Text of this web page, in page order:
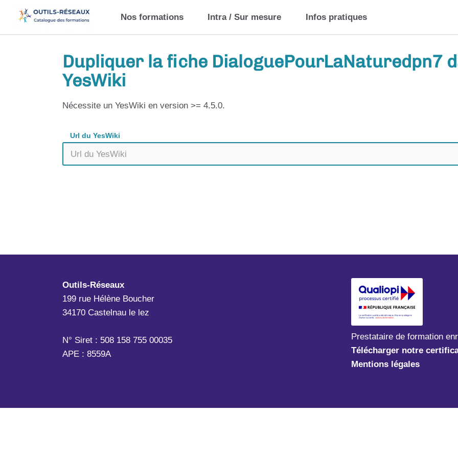
Aller au contenu principal Nos formations Intra / Sur mesure Infos pratiques
Dupliquer la fiche DialoguePourLaNaturedpn7
YesWiki
Nécessite un YesWiki en version >= 4.5.0.
Url du YesWiki
Outils-Réseaux
199 rue Hélène Boucher
34170 Castelnau le lez
N° Siret : 508 158 755 00035
APE : 8559A
Prestataire de formation
Télécharger notre
Mentions légales